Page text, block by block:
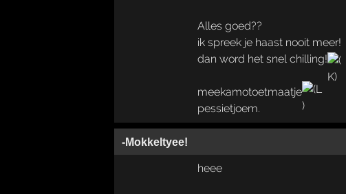
Alles goed??
ik spreek je haast nooit meer!
dan word het snel chilling!
meekamotoetmaatje
pessietjoem.
-Mokkeltyee!
heee